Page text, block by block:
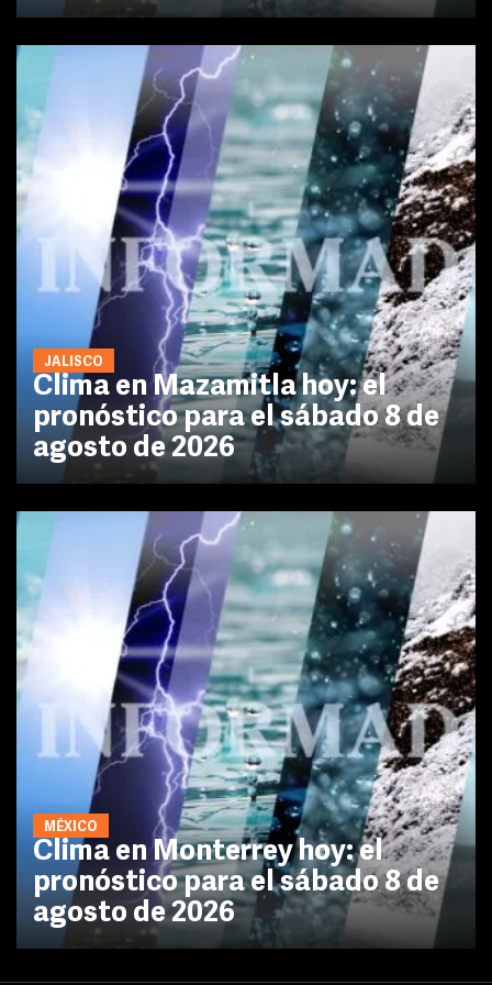
JALISCO
Clima en Mazamitla hoy: el
pronóstico para el sábado 8 de
agosto de 2026
MÉXICO
Clima en Monterrey hoy: el
pronóstico para el sábado 8 de
agosto de 2026